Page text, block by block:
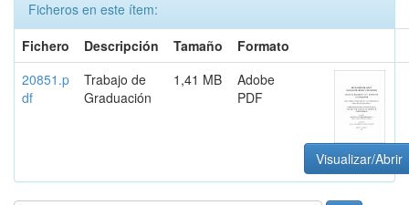
Ficheros en este ítem:
Fichero
Descripción Tamaño
Formato
20851.p
df
Trabajo de
Graduación
1,41 MB
Adobe
PDF
Visualizar/Abrir